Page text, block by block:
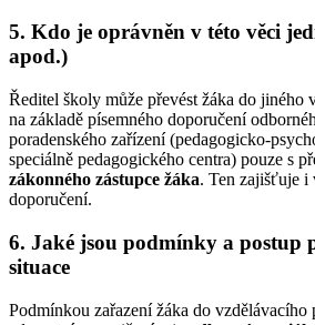
5. Kdo je oprávněn v této věci
apod.)
Ředitel školy může převést žáka do jiného
na základě písemného doporučení
poradenského zařízení (pedagogicko-
speciálně pedagogického centra) pouze s
zákonného zástupce žáka. Ten zajišťuje i
doporučení.
6. Jaké jsou podmínky a postup
situace
Podmínkou zařazení žáka do vzdělávacího